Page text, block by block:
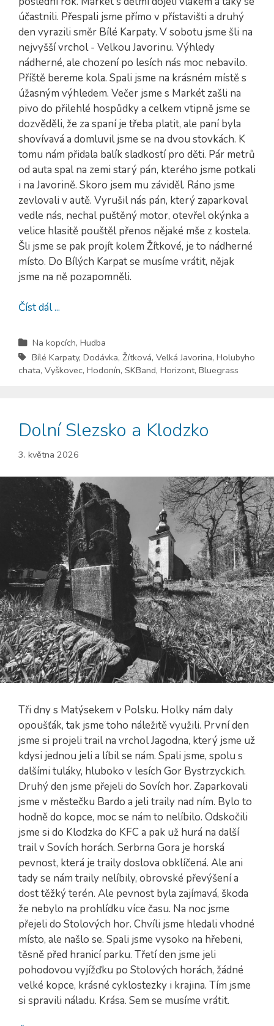
účastnili. Přespali jsme přímo v přístavišti a druhý
den vyrazili směr Bílé Karpaty. V sobotu jsme šli na
nejvyšší vrchol - Velkou Javorinu. Výhledy
nádherné, ale chození po lesích nás moc nebavilo.
Příště bereme kola. Spali jsme na krásném místě s
úžasným výhledem. Večer jsme s Markét zašli na
pivo do přilehlé hospůdky a celkem vtipně jsme se
dozvěděli, že za spaní je třeba platit, ale paní byla
shovívavá a domluvil jsme se na dvou stovkách. K
tomu nám přidala balík sladkostí pro děti. Pár metrů
od auta spal na zemi starý pán, kterého jsme potkali
i na Javorině. Skoro jsem mu záviděl. Ráno jsme
zevlovali v autě. Vyrušil nás pán, který zaparkoval
vedle nás, nechal puštěný motor, otevřel okýnka a
velice hlasitě pouštěl přenos nějaké mše z kostela.
Šli jsme se pak projít kolem Žítkové, je to nádherné
místo. Do Bílých Karpat se musíme vrátit, nějak
jsme na ně pozapomněli.
Číst dál ...
Na kopcích, Hudba
Bílé Karpaty, Dodávka, Žítková, Velká Javorina, Holubyho
chata, Vyškovec, Hodonín, SKBand, Horizont, Bluegrass
Dolní Slezsko a Klodzko
3. května 2026
Tři dny s Matýsekem v Polsku. Holky nám daly
opoušťák, tak jsme toho náležitě využili. První den
jsme si projeli trail na vrchol Jagodna, který jsme už
kdysi jednou jeli a líbil se nám. Spali jsme, spolu s
dalšími tuláky, hluboko v lesích Gor Bystrzyckich.
Druhý den jsme přejeli do Sovích hor. Zaparkovali
jsme v městečku Bardo a jeli traily nad ním. Bylo to
hodně do kopce, moc se nám to nelíbilo. Odskočili
jsme si do Klodzka do KFC a pak už hurá na další
trail v Sovích horách. Serbrna Gora je horská
pevnost, která je traily doslova obklíčená. Ale ani
tady se nám traily nelíbily, obrovské převýšení a
dost těžký terén. Ale pevnost byla zajímavá, škoda
že nebylo na prohlídku více času. Na noc jsme
přejeli do Stolových hor. Chvíli jsme hledali vhodné
místo, ale našlo se. Spali jsme vysoko na hřebeni,
těsně před hranicí parku. Třetí den jsme jeli
pohodovou vyjížďku po Stolových horách, žádné
velké kopce, krásné cyklostezky i krajina. Tím jsme
si spravili náladu. Krása. Sem se musíme vrátit.